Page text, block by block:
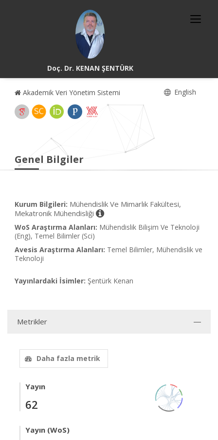
Doç. Dr. KENAN ŞENTÜRK
Akademik Veri Yönetim Sistemi English
Genel Bilgiler
Kurum Bilgileri: Mühendislik Ve Mimarlık Fakültesi,
Mekatronik Mühendisliği
WoS Araştırma Alanları: Mühendislik Bilişim Ve Teknoloji
(Eng), Temel Bilimler (Sci)
Avesis Araştırma Alanları: Temel Bilimler, Mühendislik ve
Teknoloji
Yayınlardaki İsimler: Şentürk Kenan
Metrikler
Daha fazla metrik
Yayın
62
Yayın (WoS)